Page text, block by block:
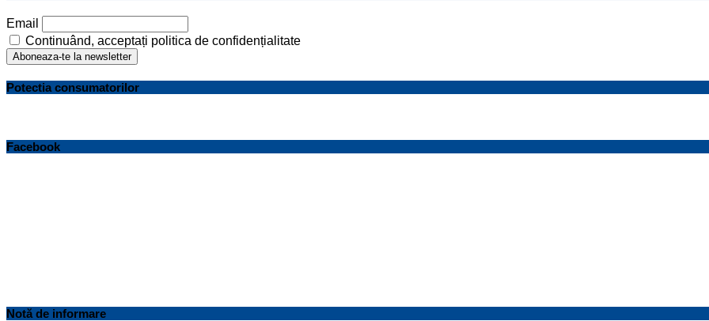
Email
Continuând, acceptați politica de confidențialitate
Potectia consumatorilor
Facebook
Notă de informare